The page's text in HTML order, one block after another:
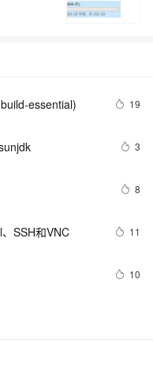
essential) 19
3
8
SSH和VNC 11
10
的步骤
装和验证tree命令